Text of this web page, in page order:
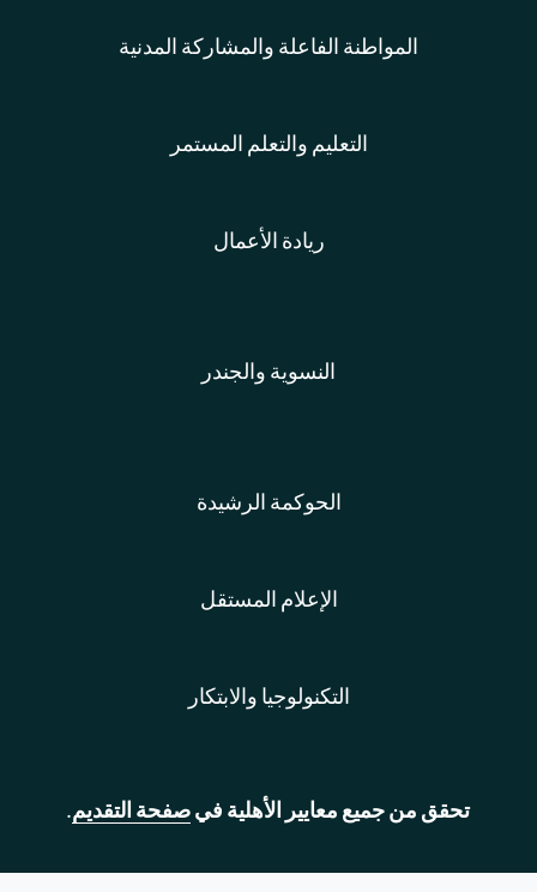
المواطنة الفاعلة والمشاركة المدنية
التعليم والتعلم المستمر
ريادة الأعمال
النسوية والجندر
الحوكمة الرشيدة
الإعلام المستقل
التكنولوجيا والابتكار
تحقق من جميع معايير الأهلية فيصفحة التقديم.